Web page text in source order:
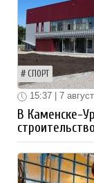
СПОРТ
15:37 | 7
В Каменске-